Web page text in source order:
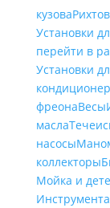
кузова
Установки
перейти в
Установки
фреонаВесы
масла
насосы
коллекторы
Мойка и